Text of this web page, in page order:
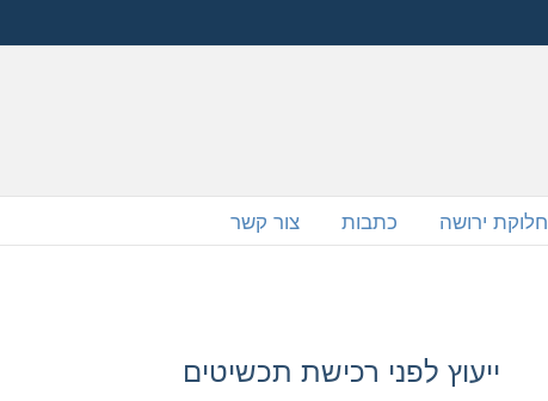
חלוקת ירושה כתבות צור קשר
ייעוץ לפני רכישת תכשיטים